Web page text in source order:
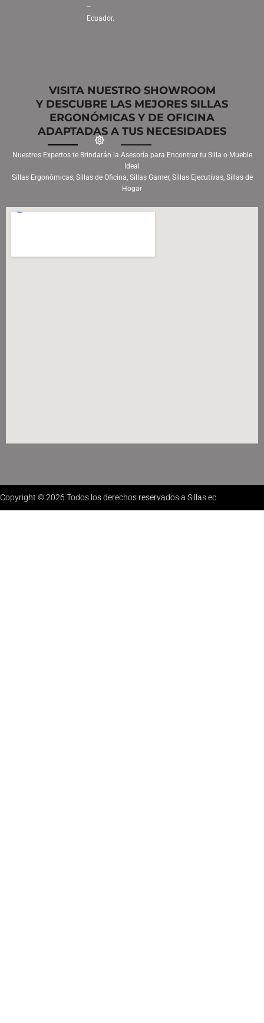
–
Ecuador.
VISITA NUESTRO SHOWROOM
Y DESCUBRE LAS MEJORES SILLAS
ERGONÓMICAS Y DE OFICINA
ADAPTADAS A TUS NECESIDADES
Nuestros Expertos te Brindarán la Asesoría para Encontrar tu Silla o Mueble
Ideal
Sillas Ergonómicas, Sillas de Oficina, Sillas Gamer, Sillas Ejecutivas, Sillas de
Hogar
Copyright © 2026 Todos los derechos reservados a Sillas.ec